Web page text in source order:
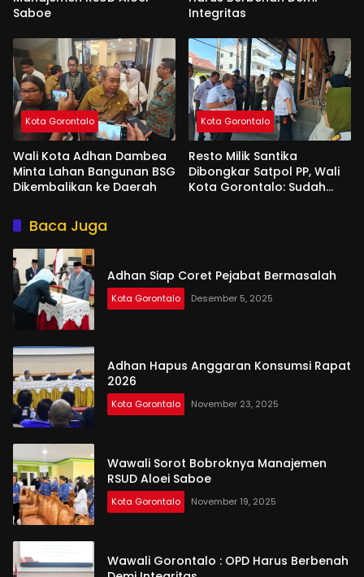
Saboe
Integritas
Kota Gorontalo
Wali Kota Adhan Dambea
Minta Lahan Bangunan BSG
Dikembalikan ke Daerah
Kota Gorontalo
Resto Milik Santika
Dibongkar Satpol PP, Wali
Kota Gorontalo: Sudah
Baca Juga
Adhan Siap Coret Pejabat Bermasalah
Kota Gorontalo Desember 5, 2025
Adhan Hapus Anggaran Konsumsi Rapat
2026
Kota Gorontalo November 23, 2025
Wawali Sorot Bobroknya Manajemen
RSUD Aloei Saboe
Kota Gorontalo November 19, 2025
Wawali Gorontalo : OPD Harus Berbenah